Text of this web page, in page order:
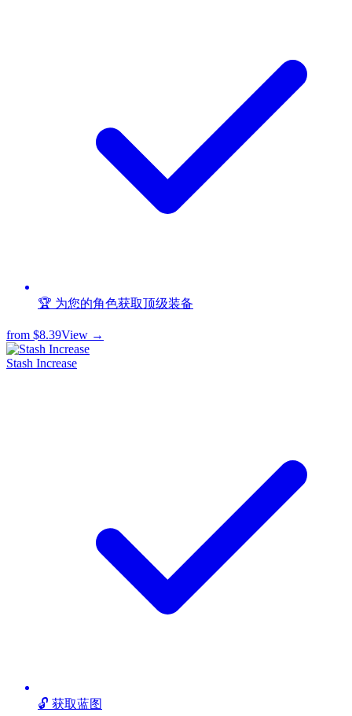
🏆 为您的角色获取顶级装备
from $8.39View →
Stash Increase
🔓 获取蓝图